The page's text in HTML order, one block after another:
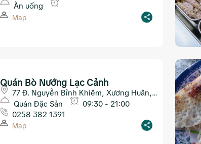
Ăn uống
Map
Quán Bò Nướng Lạc Cảnh
77 Đ. Nguyễn Bỉnh Khiêm, Xương Huân,
Nha Trang
Quán Đặc Sản
09:30 - 21:00
0258 382 1391
Map